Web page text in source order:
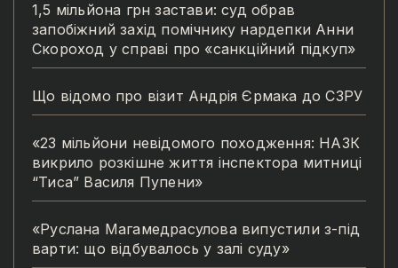
1,5 мільйона грн застави: суд обрав
запобіжний захід помічнику нардепки Анни
Скороход у справі про «санкційний підкуп»
Що відомо про візит Андрія Єрмака до СЗРУ
«23 мільйони невідомого походження: НАЗК
викрило розкішне життя інспектора митниці
“Тиса” Василя Пупени»
«Руслана Магамедрасулова випустили з-під
варти: що відбувалось у залі суду»